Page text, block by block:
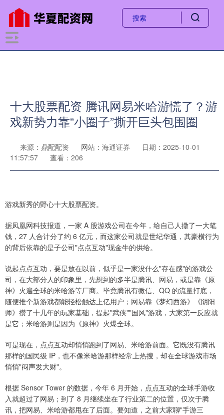
十大股票配资 腾讯网易米哈游慌了？游
戏新势力靠“小圈子”撕开巨头包围圈
来源：鼎配配资 网站：海通证券
日期：2025-10-01
11:57:57
查看：206
游戏新秀的野心十大股票配资。
据凤凰网科技报道，一家 A 股游戏公司在今年，给自己人撒了一大笔
钱，27 人合计分了约 6 亿元，而这家公司就是世纪华通，其豪横行为
的背后依靠的是子公司"点点互动"现金牛的供给。
说起点点互动，要是放在以前，似乎是一家没什么"存在感"的游戏公
司，在大部分人的印象里，先想到的多半是腾讯、网易，或是靠《原
神》火遍全球的米哈游等厂商。毕竟腾讯有微信、QQ 的流量打底，
随便推个新游戏都能轻松触达上亿用户；网易靠《梦幻西游》《阴阳
师》攒了十几年的玩家基础，提起"武侠""国风"游戏，大家第一反应就
是它；米哈游则是因为《原神》火爆全球。
可是现在，点点互动却悄悄跑到了网易、米哈游前面。它既没有腾讯
那样的国民级 IP，也不像米哈游那样经常上热搜，却在全球游戏市场
悄悄"闷声发大财"。
根据 Sensor Tower 的数据，今年 6 月开始，点点互动的全球手游收
入就超过了网易；到了 8 月继续坐在了行业第二的位置，仅次于腾
讯，把网易、米哈游都甩在了后面。要知道，之前大家聊"手游三